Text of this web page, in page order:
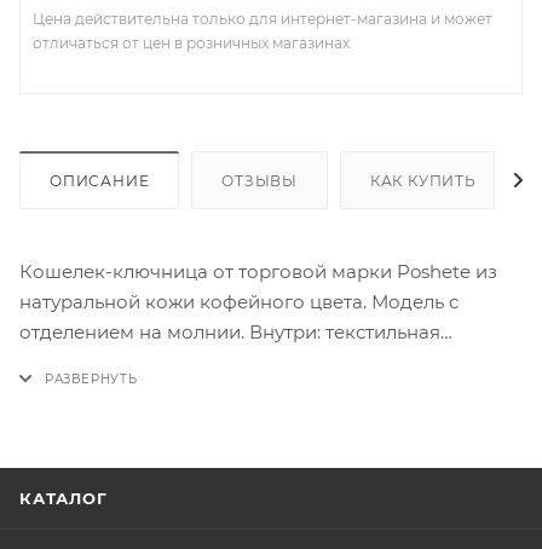
Цена действительна только для интернет-магазина и может
отличаться от цен в розничных магазинах
ОПИСАНИЕ ОТЗЫВЫ КАК КУПИТЬ
Кошелек-ключница от торговой марки Poshete из
натуральной кожи кофейного цвета. Модель с
отделением на молнии. Внутри: текстильная
КАТАЛОГ